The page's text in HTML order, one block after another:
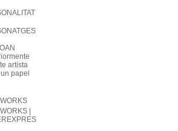
artista
papel
|